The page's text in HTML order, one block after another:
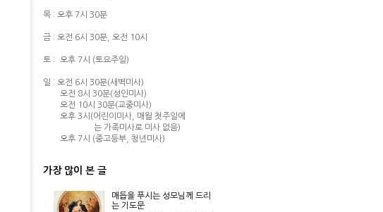
목 : 오후 7시 30분
금 : 오전 6시 30분, 오전 10시
토 : 오후 7시 (토요주일)
일 : 오전 6시 30분(새벽미사)
오전 8시 30분(성인미사)
오전 10시 30분(교중미사)
오후 3시(어린이미사, 매월 첫주일에
는 가족미사로 미사 없음)
오후 7시 (중고등부, 청년미사)
가장 많이 본 글
매듭을 푸시는 성모님께 드리
는 기도문